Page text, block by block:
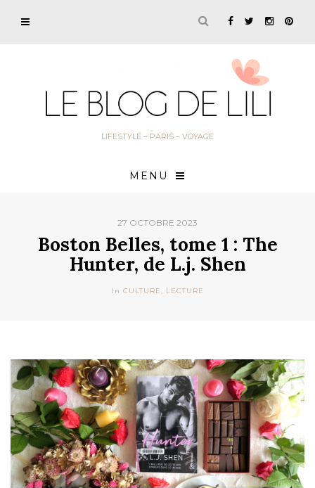
LIFESTYLE – PARIS – VOYAGE
MENU
27 OCTOBRE 2023
Boston Belles, tome 1 : The
Hunter, de L.j. Shen
In CULTURE, LECTURE